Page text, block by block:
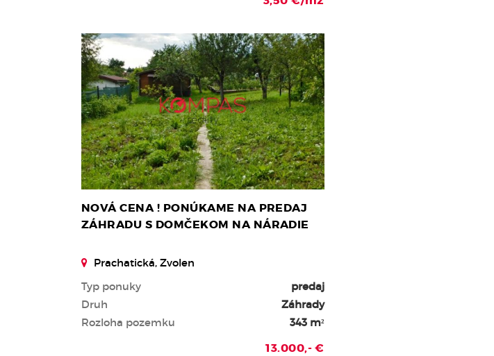
NOVÁ CENA ! PONÚKAME NA PREDAJ
ZÁHRADU S DOMČEKOM NA NÁRADIE
Prachatická, Zvolen
Typ ponuky
predaj
Druh
Záhrady
Rozloha pozemku
343 m²
13.000,- €